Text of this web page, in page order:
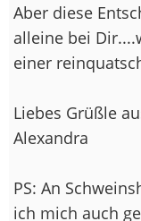
Aber diese
alleine bei
einer
Liebes Grüßle
Alexandra
PS: An
ich mich auch